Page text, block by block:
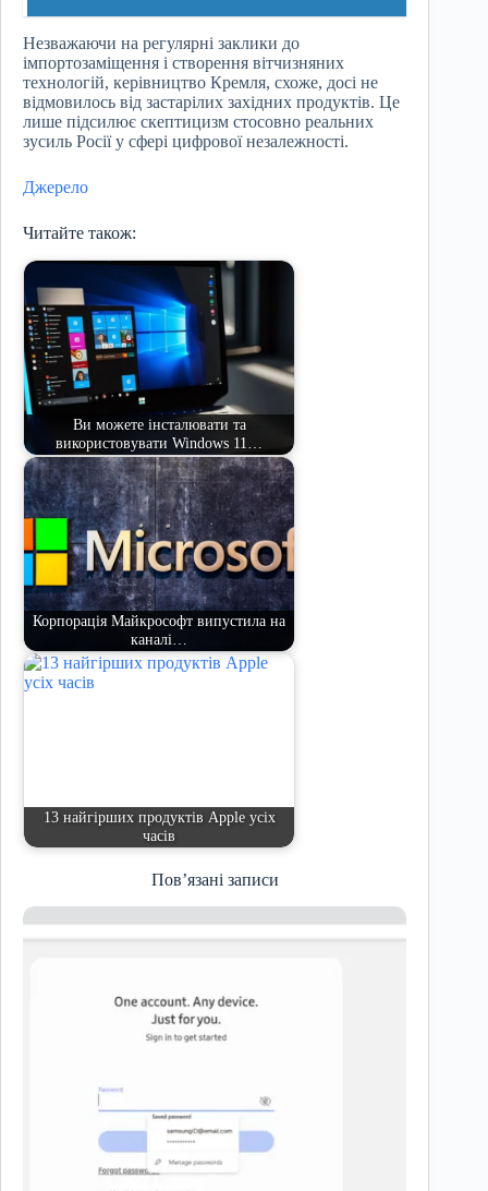
Незважаючи на регулярні заклики до
імпортозаміщення і створення вітчизняних
технологій, керівництво Кремля, схоже, досі не
відмовилось від застарілих західних продуктів. Це
лише підсилює скептицизм стосовно реальних
зусиль Росії у сфері цифрової незалежності.
Джерело
Читайте також:
Ви можете інсталювати та
використовувати Windows 11…
Корпорація Майкрософт випустила на
каналі…
13 найгірших продуктів Apple усіх
часів
Пов’язані записи